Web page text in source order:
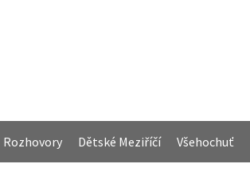
Rozhovory Dětské Meziříčí Všehochuť